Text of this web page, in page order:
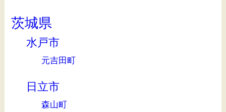
茨城県
水戸市
元吉田町
日立市
森山町